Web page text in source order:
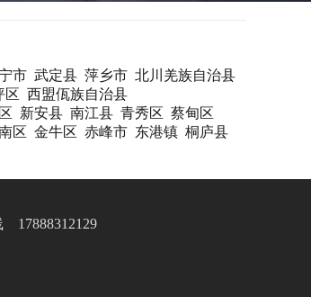
市 武定县 萍乡市 北川羌族自治县
区 西盟佤族自治县
新安县 南江县 青秀区 蔡甸区
区 金牛区 赤峰市 东港镇 桐庐县
17888312129